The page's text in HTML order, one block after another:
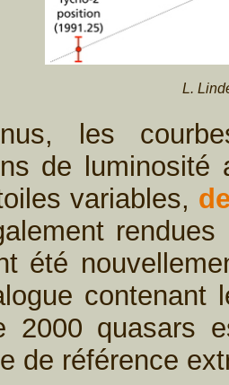
L.
les
de
variables,
rendues
été
contenant
2000 quasars
de référence